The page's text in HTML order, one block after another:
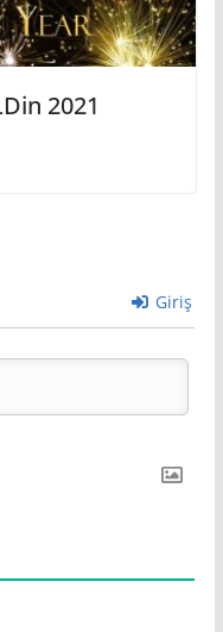
2021
Giriş